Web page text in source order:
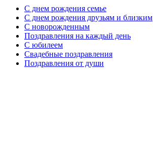
С днем рождения семье
С днем рождения друзьям и близким
C новорожденным
Поздравления на каждый день
С юбилеем
Свадебные поздравления
Поздравления от души